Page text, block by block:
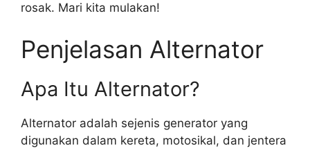
rosak. Mari kita mulakan!
Penjelasan Alternator
Apa Itu Alternator?
Alternator adalah sejenis generator yang
digunakan dalam kereta, motosikal, dan jentera